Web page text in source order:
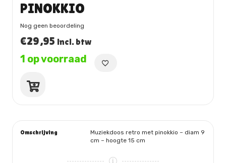
PINOKKIO
Nog geen beoordeling
€29,95 incl. btw
1 op voorraad
MUZIEKDOOS
Omschrijving
Muziekdoos retro met pinokkio – diam 9
cm – hoogte 15 cm